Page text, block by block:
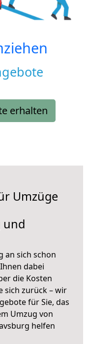
erhalten
Umzüge
und
an sich schon
dabei
die Kosten
sich zurück – wir
für Sie, das
Umzug von
helfen